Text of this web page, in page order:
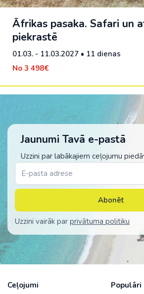
Āfrikas pasaka. Safari un
piekrastē
01.03. - 11.03.2027 • 11 dienas
No 3 498€
Jaunumi Tavā e-pastā
Uzzini par labākajiem ceļojumu
Abonēt
Uzzini vairāk par privātuma politiku
Ceļojumi
Populāri